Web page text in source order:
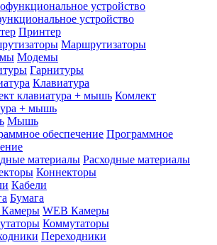
устройство
Принтер
Маршрутизаторы
Модемы
Гарнитуры
Клавиатура
Комлект
+ мышь
Мышь
Программное
Расходные материалы
Коннекторы
Кабели
Бумага
WEB Камеры
Коммутаторы
Переходники